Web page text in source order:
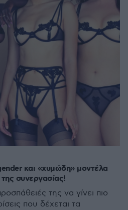
και «χυμώδη» μοντέλα
συνεργασίας!
της να γίνει πιο
που δέχεται τα